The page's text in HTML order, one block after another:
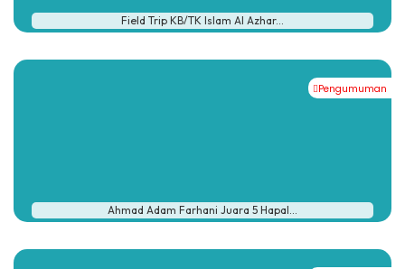
Field Trip KB/TK Islam Al Azhar...
Pengumuman
Ahmad Adam Farhani Juara 5 Hapal...